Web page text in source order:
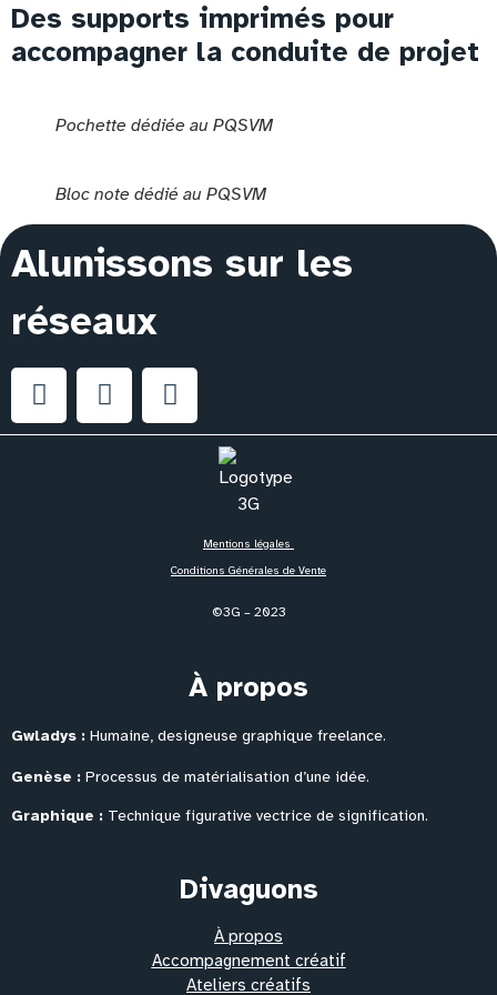
Des supports imprimés pour
accompagner la conduite de projet
Pochette dédiée au PQSVM
Bloc note dédié au PQSVM
Alunissons sur les
réseaux
Mentions légales
Conditions Générales de Vente
©3G – 2023
À propos
Gwladys : Humaine, designeuse graphique freelance.
Genèse : Processus de matérialisation d’une idée.
Graphique : Technique figurative vectrice de signification.
Divaguons
À propos
Accompagnement créatif
Ateliers créatifs